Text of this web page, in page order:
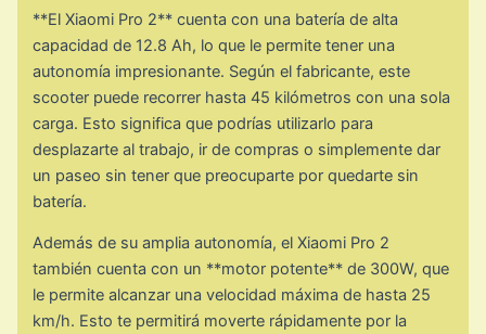
**El Xiaomi Pro 2** cuenta con una batería de alta
capacidad de 12.8 Ah, lo que le permite tener una
autonomía impresionante. Según el fabricante, este
scooter puede recorrer hasta 45 kilómetros con una sola
carga. Esto significa que podrías utilizarlo para
desplazarte al trabajo, ir de compras o simplemente dar
un paseo sin tener que preocuparte por quedarte sin
batería.
Además de su amplia autonomía, el Xiaomi Pro 2
también cuenta con un **motor potente** de 300W, que
le permite alcanzar una velocidad máxima de hasta 25
km/h. Esto te permitirá moverte rápidamente por la